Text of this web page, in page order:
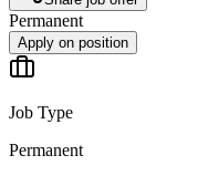
Permanent
Apply on position
Job Type
Permanent